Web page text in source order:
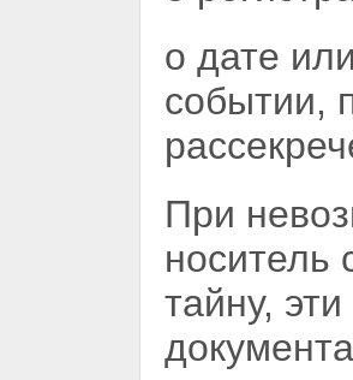
о дате
событии,
При
носитель
тайну,